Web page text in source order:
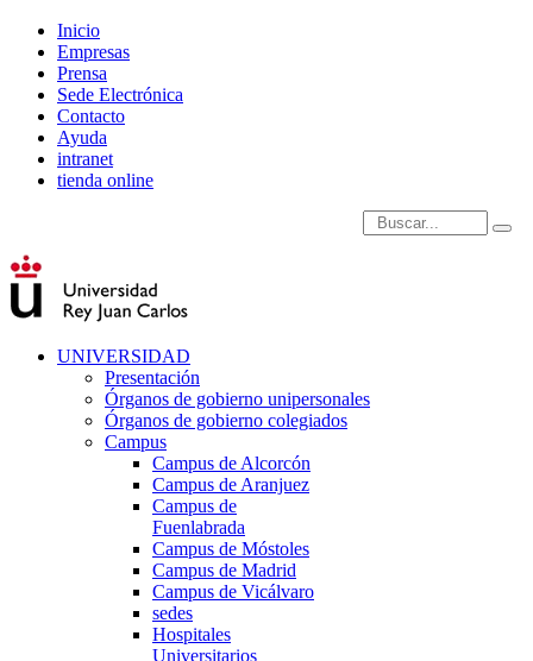
Inicio
Empresas
Prensa
Sede Electrónica
Contacto
Ayuda
intranet
tienda online
Introduce términos de
UNIVERSIDAD
Presentación
Órganos de gobierno unipersonales
Órganos de gobierno colegiados
Campus
Campus de Alcorcón
Campus de Aranjuez
Campus de
Fuenlabrada
Campus de Móstoles
Campus de Madrid
Campus de Vicálvaro
sedes
Hospitales
Universitarios